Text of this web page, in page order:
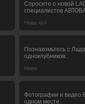
Спросите о новой
специалистов
Нива 4х4
Познакомьтесь с
одноклубников.
Нива
Фотографии и видео
одном месте.